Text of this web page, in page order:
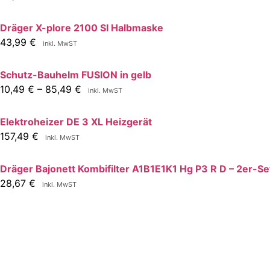
Dräger X-plore 2100 SI Halbmaske
43,99 € inkl. MwST
Schutz-Bauhelm FUSION in gelb
10,49 € – 85,49 € inkl. MwST
Elektroheizer DE 3 XL Heizgerät
157,49 € inkl. MwST
Dräger Bajonett Kombifilter A1B1E1K1 Hg P3 R D – 2er-
28,67 € inkl. MwST